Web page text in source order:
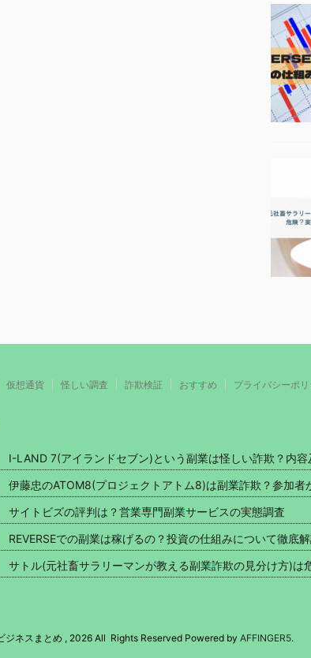
仮想通貨 怪しい調査 詐欺検証 おすすめ プライバシーポリ
I-LAND 7(アイランドセブン)という副業は怪しい詐欺？内容
伊藤忠のATOM8(プロジェクトアトム8)は副業詐欺？参加者
サイトビズの評判は？営業専門副業サービスの実態調査
REVERSEでの副業は稼げるの？投資の仕組みについて徹底解
サトル(元社畜サラリーマンが教える副業詐欺の見分け方)は
ネスまとめ , 2026 All Rights Reserved Powered by AFFINGER5.